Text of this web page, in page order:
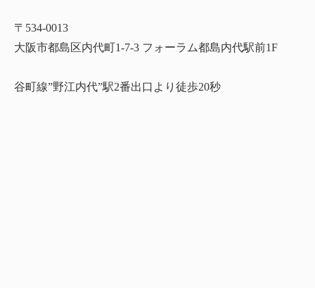
〒534-0013
大阪市都島区内代町1-7-3 フォーラム都島内代駅前1F
谷町線”野江内代”駅2番出口より徒歩20秒